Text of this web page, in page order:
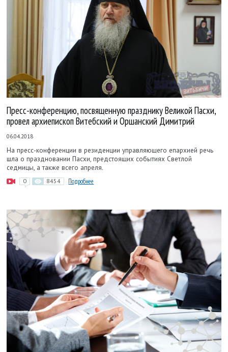
Пресс-конференцию, посвященную празднику Великой Пасхи,
провел архиепископ Витебский и Оршанский Димитрий
06.04.2018
На пресс-­конференции в резиденции управляющего епархией речь
шла о праздновании Пасхи, предстоящих событиях Светлой
седмицы, а также всего апреля.
0 8454 Подробнее